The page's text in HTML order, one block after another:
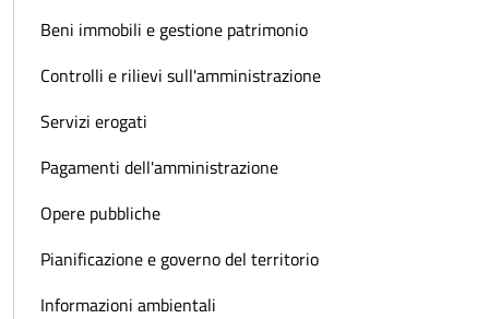
Beni immobili e gestione patrimonio
Controlli e rilievi sull'amministrazione
Servizi erogati
Pagamenti dell'amministrazione
Opere pubbliche
Pianificazione e governo del territorio
Informazioni ambientali